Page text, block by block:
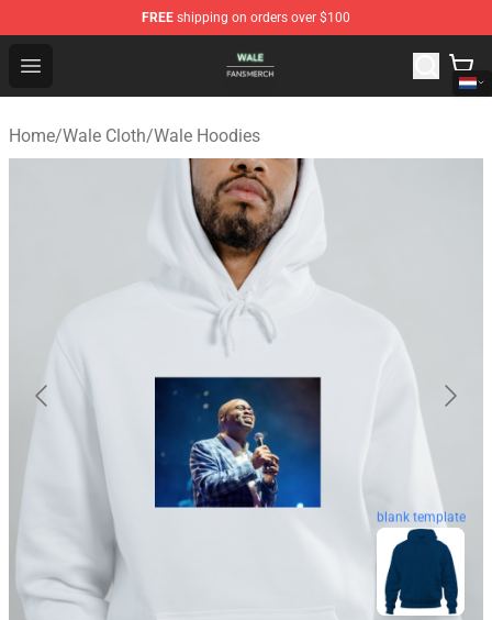
FREE shipping on orders over $100
Open menu
Wale Shop - Official Wale Merchandise Store
Home/Wale Cloth/Wale Hoodies
blank template